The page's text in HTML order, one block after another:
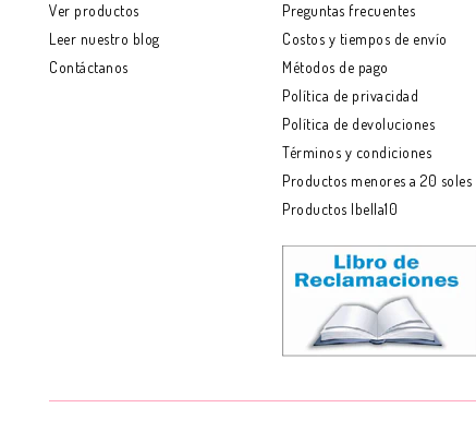
Ver productos
Leer nuestro blog
Contáctanos
Preguntas frecuentes
Costos y tiempos de envío
Métodos de pago
Política de privacidad
Política de devoluciones
Términos y condiciones
Productos menores a 20 soles
Productos Ibella10